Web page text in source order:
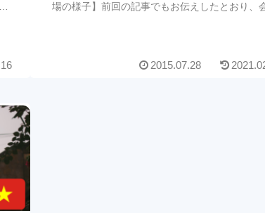
場の様子】前回の記事でもお伝えしたとおり、
2015.07.28